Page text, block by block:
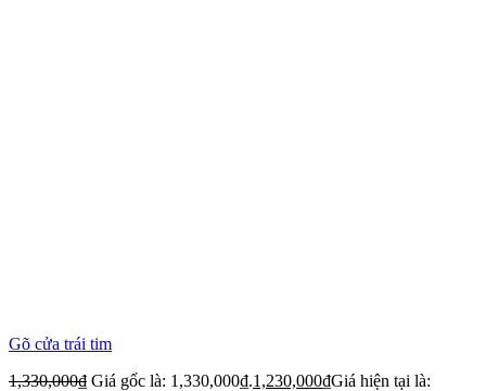
Gõ cửa trái tim
1,330,000₫ Giá gốc là: 1,330,000₫.1,230,000₫Giá hiện tại là: